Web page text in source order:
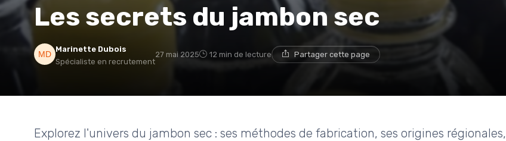
Les secrets du jambon sec
Marinette Dubois
Spécialiste en recrutement
27 mai 2025 12 min de lecture Partager cette page
Explorez l'univers du jambon sec : ses méthodes de fabrication, ses origines régionales,